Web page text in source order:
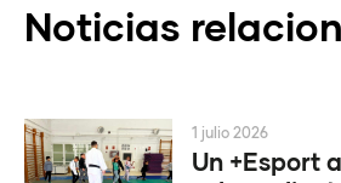
Noticias
Un +Esport
1 julio 2026